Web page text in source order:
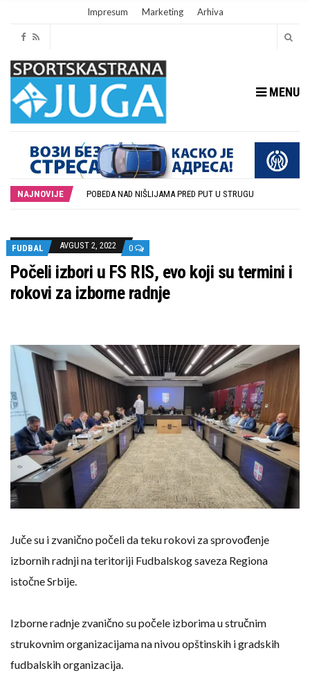
Impresum Marketing Arhiva
MENU
NAJNOVIJE
DUBOČICA I LOZNICA BEZ GOLOVA NA PRVOJ UTAKMICI U LESKOVCU
POBEDA NAD NIŠLIJAMA PRED PUT U STRUGU
FUDBAL AVGUST 2, 2022 0
Počeli izbori u FS RIS, evo koji su termini i
rokovi za izborne radnje
Juče su i zvanično počeli da teku rokovi za sprovođenje
izbornih radnji na teritoriji Fudbalskog saveza Regiona
istočne Srbije.
Izborne radnje zvanično su počele izborima u stručnim
strukovnim organizacijama na nivou opštinskih i gradskih
fudbalskih organizacija.